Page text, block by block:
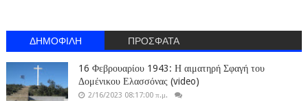
ΔΗΜΟΦΙΛΗ ΠΡΟΣΦΑΤΑ
16 Φεβρουαρίου 1943: Η αιματηρή Σφαγή του
Δομένικου Ελασσόνας (video)
2/16/2023 08:17:00 π.μ.